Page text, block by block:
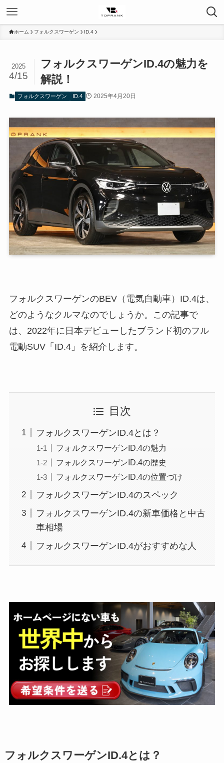
ホーム フォルクスワーゲン ID.4
フォルクスワーゲンID.4の魅力を
解説！
2025
4/15
フォルクスワーゲン ID.4 2025年4月20日
フォルクスワーゲンのBEV（電気自動車）ID.4は、
どのようなクルマなのでしょうか。この記事で
は、2022年に日本デビューしたブランド初のフル
電動SUV「ID.4」を紹介します。
目次
フォルクスワーゲンID.4とは？
フォルクスワーゲンID.4の魅力
フォルクスワーゲンID.4の歴史
フォルクスワーゲンID.4の位置づけ
フォルクスワーゲンID.4のスペック
フォルクスワーゲンID.4の新車価格と中古
車相場
フォルクスワーゲンID.4がおすすめな人
フォルクスワーゲンID.4とは？